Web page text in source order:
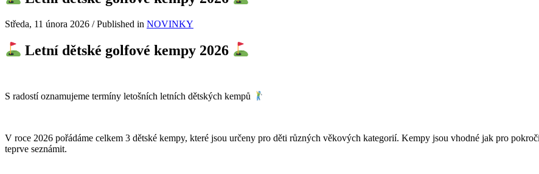
Středa, 11 února 2026 /Published in NOVINKY
Letní dětské golfové kempy 2026
S radostí oznamujeme termíny letošních letních dětských kempů
V roce 2026 pořádáme celkem 3 dětské kempy, které jsou určeny pro děti různých věkových kategorií. Kempy jsou vhodné jak pro
teprve seznámit.